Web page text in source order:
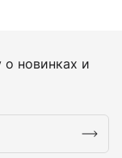
новинках и